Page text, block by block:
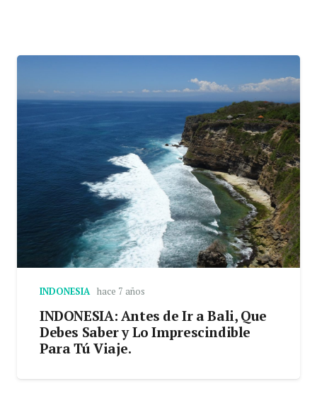
INDONESIA hace 7 años
INDONESIA: Antes de Ir a Bali, Que
Debes Saber y Lo Imprescindible
Para Tú Viaje.